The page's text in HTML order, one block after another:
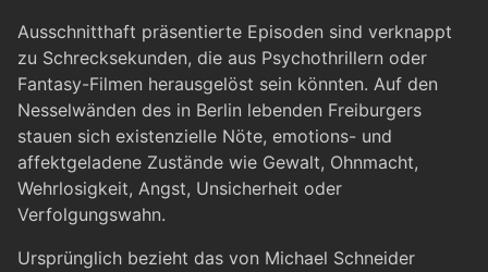
Ausschnitthaft präsentierte Episoden sind verknappt
zu Schrecksekunden, die aus Psychothrillern oder
Fantasy-Filmen herausgelöst sein könnten. Auf den
Nesselwänden des in Berlin lebenden Freiburgers
stauen sich existenzielle Nöte, emotions- und
affektgeladene Zustände wie Gewalt, Ohnmacht,
Wehrlosigkeit, Angst, Unsicherheit oder
Verfolgungswahn.
Ursprünglich bezieht das von Michael Schneider